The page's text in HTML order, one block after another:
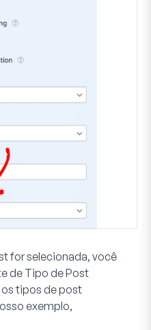
for selecionada, você
de Tipo de Post
os tipos de post
exemplo,